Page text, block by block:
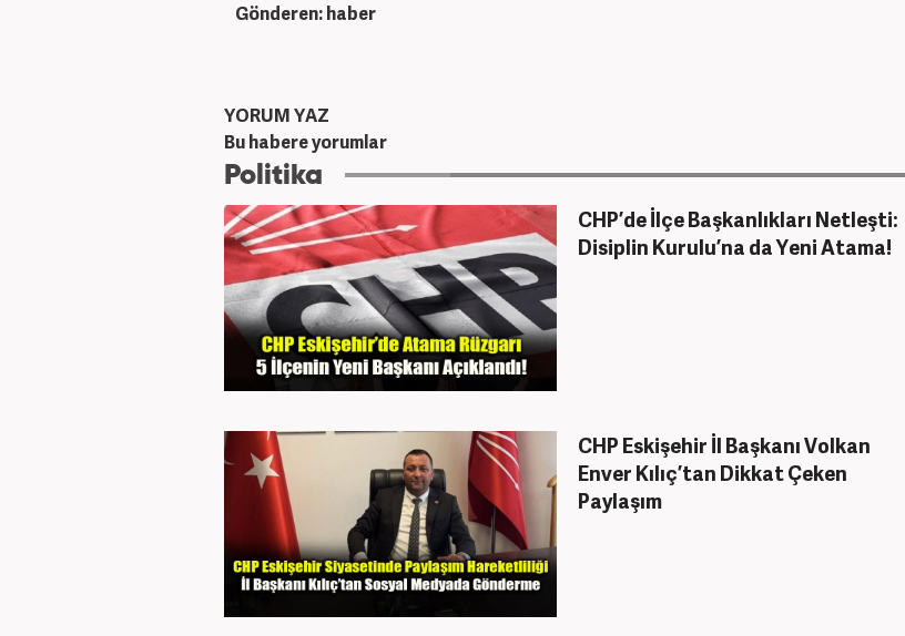
Gönderen: haber
YORUM YAZ
Bu habere yorumlar
Politika
CHP’de İlçe Başkanlıkları Netleşti:
Disiplin Kurulu’na da Yeni Atama!
CHP Eskişehir İl Başkanı Volkan
Enver Kılıç’tan Dikkat Çeken
Paylaşım